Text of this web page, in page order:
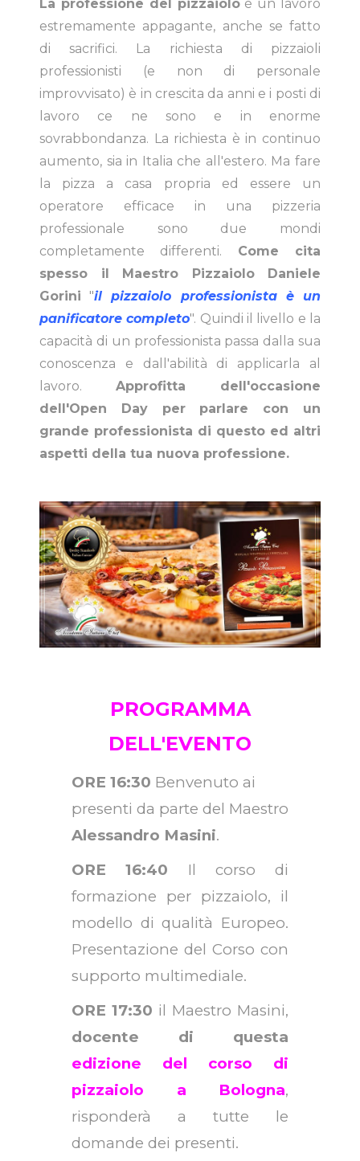
La professione del pizzaioloè un lavoro
estremamente appagante, anche se fatto
di sacrifici. La richiesta di pizzaioli
professionisti (e non di personale
improvvisato) è in crescita da anni e i posti di
lavoro ce ne sono e in enorme
sovrabbondanza. La richiesta è in continuo
aumento, sia in Italia che all'estero. Ma fare
la pizza a casa propria ed essere un
operatore efficace in una pizzeria
professionale sono due mondi
completamente differenti. Come cita
spesso il Maestro Pizzaiolo Daniele
Gorini "il pizzaiolo professionista è un
panificatore completo". Quindi il livello e la
capacità di un professionista passa dalla sua
conoscenza e dall'abilità di applicarla al
lavoro. Approfitta dell'occasione
dell'Open Day per parlare con un
grande professionista di questo ed altri
aspetti della tua nuova professione.
PROGRAMMA
DELL'EVENTO
ORE 16:30 Benvenuto ai
presenti da parte del Maestro
Alessandro Masini.
ORE 16:40 Il corso di
formazione per pizzaiolo, il
modello di qualità Europeo.
Presentazione del Corso con
supporto multimediale.
ORE 17:30 il Maestro Masini,
docente di questa
edizione del corso di
pizzaiolo a Bologna,
risponderà a tutte le
domande dei presenti.